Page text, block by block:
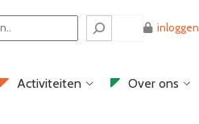
inloggen
Activiteiten Over ons